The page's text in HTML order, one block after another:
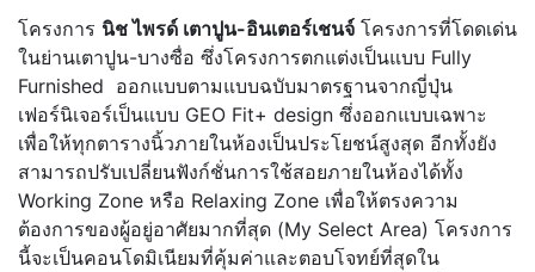
โครงการ นิช ไพรด์ เตาปูน-อินเตอร์เชนจ์ โครงการที่โดดเด่น
ในย่านเตาปูน-บางซื่อ ซึ่งโครงการตกแต่งเป็นแบบ Fully
Furnished ออกแบบตามแบบฉบับมาตรฐานจากญี่ปุ่น
เฟอร์นิเจอร์เป็นแบบ GEO Fit+ design ซึ่งออกแบบเฉพาะ
เพื่อให้ทุกตารางนิ้วภายในห้องเป็นประโยชน์สูงสุด อีกทั้งยัง
สามารถปรับเปลี่ยนฟังก์ชั่นการใช้สอยภายในห้องได้ทั้ง
Working Zone หรือ Relaxing Zone เพื่อให้ตรงความ
ต้องการของผู้อยู่อาศัยมากที่สุด (My Select Area) โครงการ
นี้จะเป็นคอนโดมิเนียมที่คุ้มค่าและตอบโจทย์ที่สุดใน